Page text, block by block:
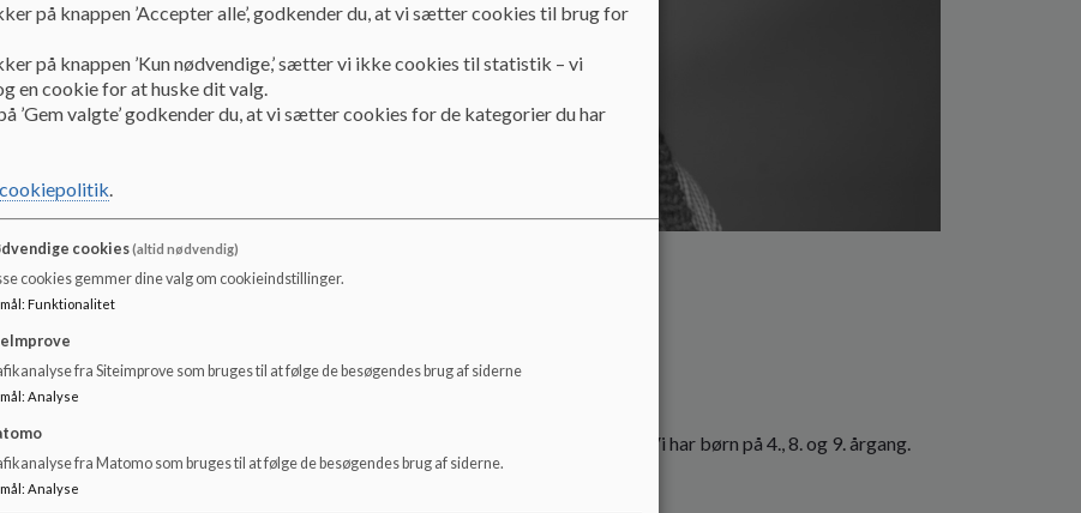
Næstformand Ida Gluud Ladefoged
Mobil: 86263616
Lidt om mig
Jeg hedder Ida og bor med min familie i Randbøldal.
Familien rummer min mand og jeg, samt vores 3 børn i alderen 10-15 år. Vi har børn på 4., 8. og 9. årgang.
Jeg er AKT-pædagog på en folkeskole i Grindsted.
på knappen ’Accepter alle’, godkender du, at vi sætter cookies til brug for
på knappen ’Kun nødvendige,’ sætter vi ikke cookies til statistik – vi
en cookie for at huske dit valg.
’Gem valgte’ godkender du, at vi sætter cookies for de kategorier du har
cookiepolitik.
cookies(altid nødvendig)
cookies gemmer dine valg om cookieindstillinger.
: Funktionalitet
fra Siteimprove som bruges til at følge de besøgendes brug af siderne
: Analyse
fra Matomo som bruges til at følge de besøgendes brug af siderne.
: Analyse